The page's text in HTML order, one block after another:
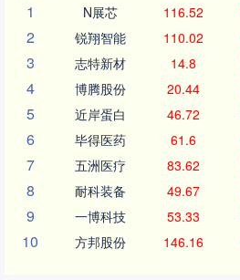
1
N展芯 116.52
2 锐翔智能 110.02
3 志特新材 14.8
4 博腾股份 20.44
5 近岸蛋白 46.72
6 毕得医药 61.6
7 五洲医疗 83.62
8 耐科装备 49.67
9 一博科技 53.33
10 方邦股份 146.16